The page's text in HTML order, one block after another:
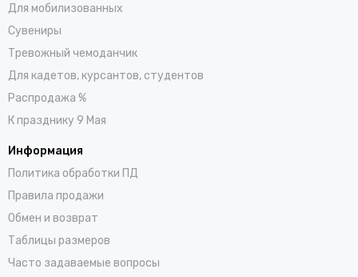
Для мобилизованных
Сувениры
Тревожный чемоданчик
Для кадетов, курсантов, студентов
Распродажа %
К празднику 9 Мая
Информация
Политика обработки ПД
Правила продажи
Обмен и возврат
Таблицы размеров
Часто задаваемые вопросы